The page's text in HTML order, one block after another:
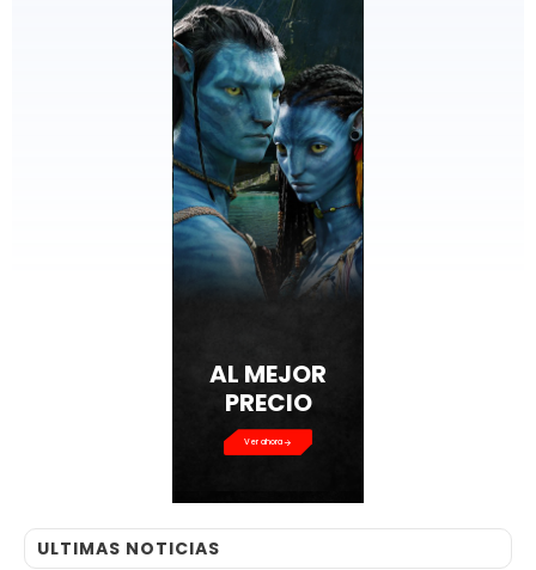
AL MEJOR
PRECIO
Ver ahora
ULTIMAS NOTICIAS